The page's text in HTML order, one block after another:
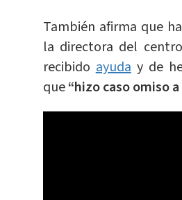
También afirma que
la directora del
recibidoayuday de
que“hizo caso omiso